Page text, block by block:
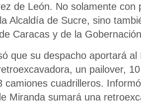
de León. No solamente con
Alcaldía de Sucre, sino
Caracas y de la
que su despacho aportará
un pailover,
camiones cuadrilleros.
Miranda sumará una